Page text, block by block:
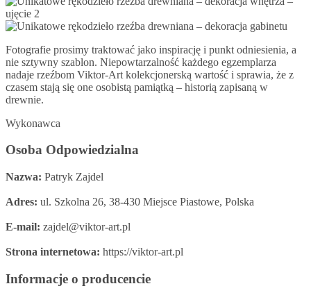
Fotografie prosimy traktować jako inspirację i punkt odniesienia, a
nie sztywny szablon. Niepowtarzalność każdego egzemplarza
nadaje rzeźbom Viktor-Art kolekcjonerską wartość i sprawia, że z
czasem stają się one osobistą pamiątką – historią zapisaną w
drewnie.
Wykonawca
Osoba Odpowiedzialna
Nazwa: Patryk Zajdel
Adres: ul. Szkolna 26, 38-430 Miejsce Piastowe, Polska
E-mail: zajdel@viktor-art.pl
Strona internetowa: https://viktor-art.pl
Informacje o producencie